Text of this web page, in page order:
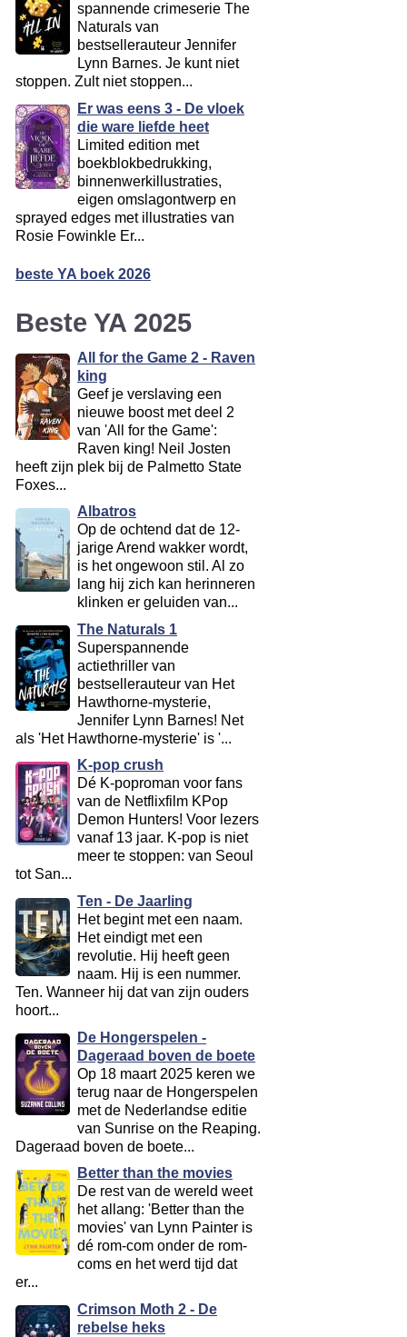
spannende crimeserie The
Naturals van
bestsellerauteur Jennifer
Lynn Barnes. Je kunt niet
stoppen. Zult niet stoppen...
Er was eens 3 - De vloek
die ware liefde heet
Limited edition met
boekblokbedrukking,
binnenwerkillustraties,
eigen omslagontwerp en
sprayed edges met illustraties van
Rosie Fowinkle Er...
beste YA boek 2026
Beste YA 2025
All for the Game 2 - Raven
king
Geef je verslaving een
nieuwe boost met deel 2
van 'All for the Game':
Raven king! Neil Josten
heeft zijn plek bij de Palmetto State
Foxes...
Albatros
Op de ochtend dat de 12-
jarige Arend wakker wordt,
is het ongewoon stil. Al zo
lang hij zich kan herinneren
klinken er geluiden van...
The Naturals 1
Superspannende
actiethriller van
bestsellerauteur van Het
Hawthorne-mysterie,
Jennifer Lynn Barnes! Net
als 'Het Hawthorne-mysterie' is '...
K-pop crush
Dé K-poproman voor fans
van de Netflixfilm KPop
Demon Hunters! Voor lezers
vanaf 13 jaar. K-pop is niet
meer te stoppen: van Seoul
tot San...
Ten - De Jaarling
Het begint met een naam.
Het eindigt met een
revolutie. Hij heeft geen
naam. Hij is een nummer.
Ten. Wanneer hij dat van zijn ouders
hoort...
De Hongerspelen -
Dageraad boven de boete
Op 18 maart 2025 keren we
terug naar de Hongerspelen
met de Nederlandse editie
van Sunrise on the Reaping.
Dageraad boven de boete...
Better than the movies
De rest van de wereld weet
het allang: 'Better than the
movies' van Lynn Painter is
dé rom-com onder de rom-
coms en het werd tijd dat
er...
Crimson Moth 2 - De
rebelse heks